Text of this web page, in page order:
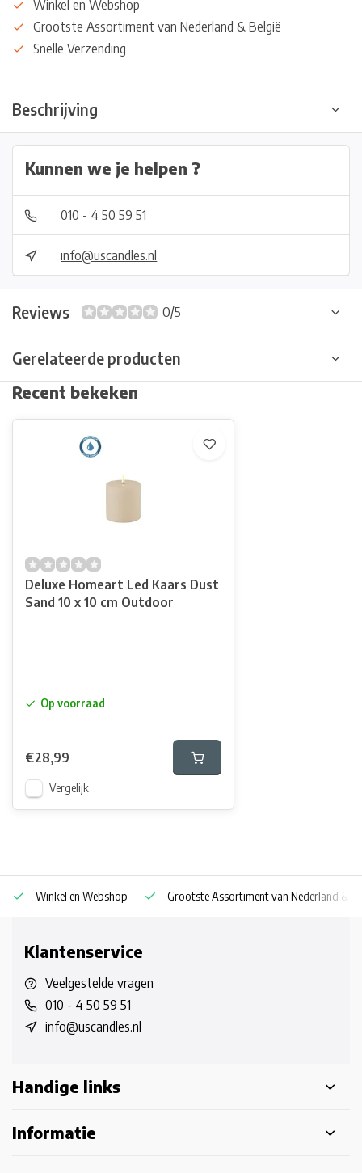
Winkel en Webshop
Grootste Assortiment van Nederland & België
Snelle Verzending
Beschrijving
Kunnen we je helpen ?
010 - 4 50 59 51
info@uscandles.nl
Reviews 0/5
Gerelateerde producten
Recent bekeken
Deluxe Homeart Led Kaars Dust
Sand 10 x 10 cm Outdoor
Op voorraad
€28,99
Vergelijk
Winkel en Webshop Grootste Assortiment van Nederland &
Klantenservice
Veelgestelde vragen
010 - 4 50 59 51
info@uscandles.nl
Handige links
Informatie